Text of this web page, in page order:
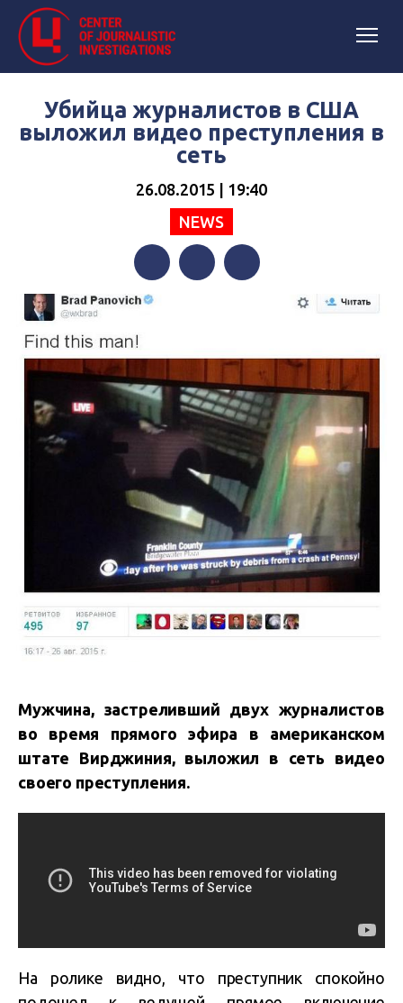
Убийца журналистов в США
выложил видео преступления в
сеть
26.08.2015 | 19:40
NEWS
Facebook
Мужчина, застреливший двух журналистов
во время прямого эфира в американском
штате Вирджиния, выложил в сеть видео
своего преступления.
На ролике видно, что преступник спокойно